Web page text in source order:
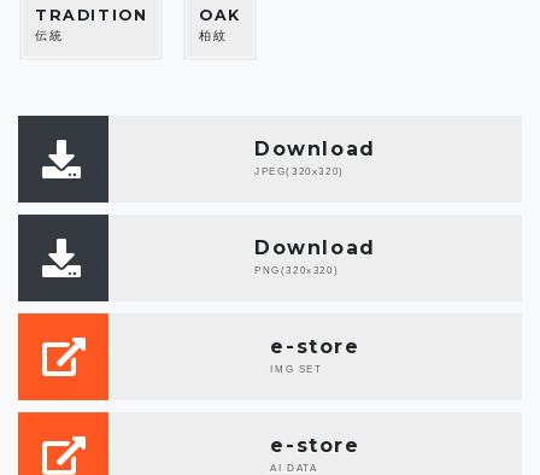
TRADITION
伝統
OAK
柏紋
Download
JPEG(320x320)
Download
PNG(320x320)
e-store
IMG SET
e-store
AI DATA